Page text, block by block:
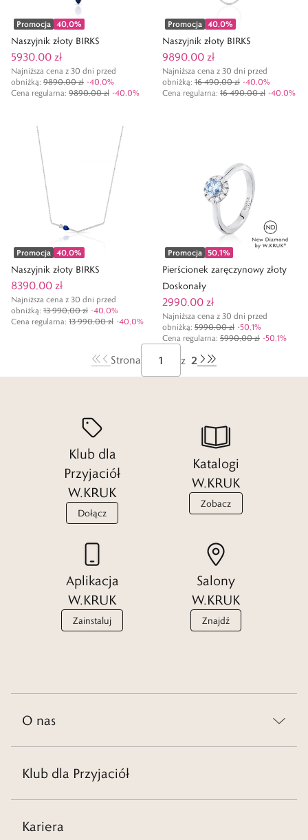
Promocja 40,0%
Naszyjnik złoty BIRKS
5930,00 zł
Najniższa cena z 30 dni przed
obniżką: 9890,00 zł -40,0%
Cena regularna: 9890,00 zł -40,0%
Promocja 40,0%
Naszyjnik złoty BIRKS
9890,00 zł
Najniższa cena z 30 dni przed
obniżką: 16 490,00 zł -40,0%
Cena regularna: 16 490,00 zł -40,0%
Promocja 40,0%
Naszyjnik złoty BIRKS
8390,00 zł
Najniższa cena z 30 dni przed
obniżką: 13 990,00 zł -40,0%
Cena regularna: 13 990,00 zł -40,0%
Promocja 50,1%
Pierścionek zaręczynowy złoty
Doskonały
2990,00 zł
Najniższa cena z 30 dni przed
obniżką: 5990,00 zł -50,1%
Cena regularna: 5990,00 zł -50,1%
Strona z 2
Klub dla
Przyjaciół
W.KRUK
Dołącz
Katalogi
W.KRUK
Zobacz
Aplikacja
W.KRUK
Zainstaluj
Salony
W.KRUK
Znajdź
O nas
Klub dla Przyjaciół
Kariera